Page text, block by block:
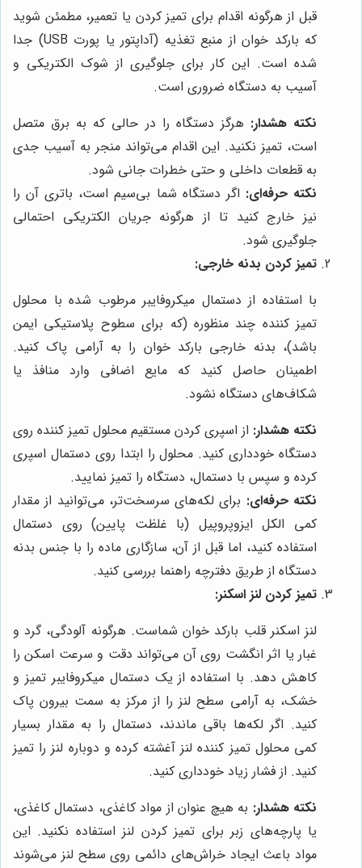
قبل از هرگونه اقدام برای تمیز کردن یا تعمیر، مطمئن شوید
که بارکد خوان از منبع تغذیه (آداپتور یا پورت USB) جدا
شده است. این کار برای جلوگیری از شوک الکتریکی و
آسیب به دستگاه ضروری است.
نکته هشدار: هرگز دستگاه را در حالی که به برق متصل
است، تمیز نکنید. این اقدام می‌تواند منجر به آسیب جدی
به قطعات داخلی و حتی خطرات جانی شود.
نکته حرفه‌ای: اگر دستگاه شما بی‌سیم است، باتری آن را
نیز خارج کنید تا از هرگونه جریان الکتریکی احتمالی
جلوگیری شود.
تمیز کردن بدنه خارجی:
با استفاده از دستمال میکروفایبر مرطوب شده با محلول
تمیز کننده چند منظوره (که برای سطوح پلاستیکی ایمن
باشد)، بدنه خارجی بارکد خوان را به آرامی پاک کنید.
اطمینان حاصل کنید که مایع اضافی وارد منافذ یا
شکاف‌های دستگاه نشود.
نکته هشدار: از اسپری کردن مستقیم محلول تمیز کننده روی
دستگاه خودداری کنید. محلول را ابتدا روی دستمال اسپری
کرده و سپس با دستمال، دستگاه را تمیز نمایید.
نکته حرفه‌ای: برای لکه‌های سرسخت‌تر، می‌توانید از مقدار
کمی الکل ایزوپروپیل (با غلظت پایین) روی دستمال
استفاده کنید، اما قبل از آن، سازگاری ماده را با جنس بدنه
دستگاه از طریق دفترچه راهنما بررسی کنید.
تمیز کردن لنز اسکنر:
لنز اسکنر قلب بارکد خوان شماست. هرگونه آلودگی، گرد و
غبار یا اثر انگشت روی آن می‌تواند دقت و سرعت اسکن را
کاهش دهد. با استفاده از یک دستمال میکروفایبر تمیز و
خشک، به آرامی سطح لنز را از مرکز به سمت بیرون پاک
کنید. اگر لکه‌ها باقی ماندند، دستمال را به مقدار بسیار
کمی محلول تمیز کننده لنز آغشته کرده و دوباره لنز را تمیز
کنید. از فشار زیاد خودداری کنید.
نکته هشدار: به هیچ عنوان از مواد کاغذی، دستمال کاغذی،
یا پارچه‌های زبر برای تمیز کردن لنز استفاده نکنید. این
مواد باعث ایجاد خراش‌های دائمی روی سطح لنز می‌شوند